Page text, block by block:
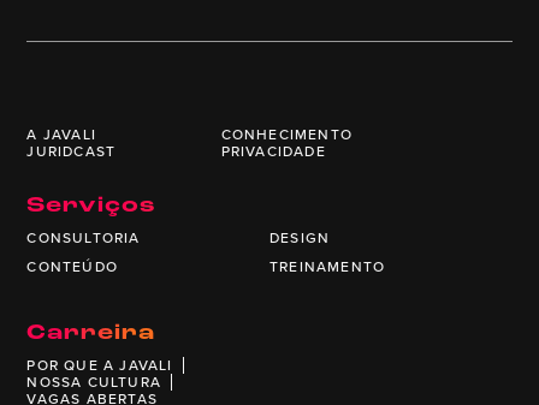
A JAVALI
CONHECIMENTO
JURIDCAST
PRIVACIDADE
Serviços
CONSULTORIA
DESIGN
CONTEÚDO
TREINAMENTO
Carreira
POR QUE A JAVALI
NOSSA CULTURA
VAGAS ABERTAS